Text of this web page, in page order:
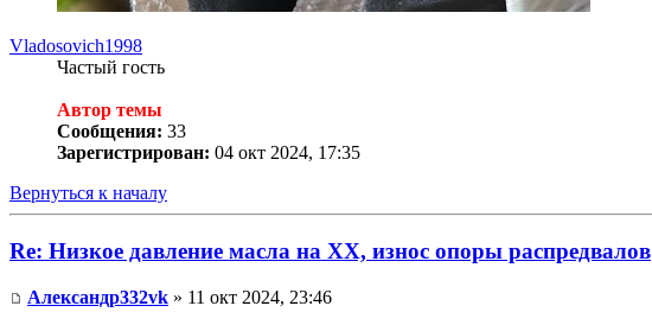
Vladosovich1998
Частый гость
Автор темы
Сообщения: 33
Зарегистрирован: 04 окт 2024, 17:35
Вернуться к началу
Re: Низкое давление масла на ХХ, износ опоры распредвалов
Александр332vk » 11 окт 2024, 23:46